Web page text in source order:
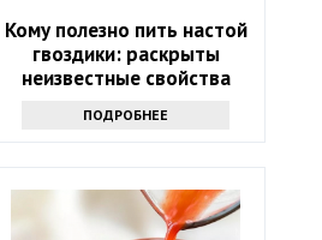
Кому полезно пить настой
гвоздики: раскрыты
неизвестные свойства
ПОДРОБНЕЕ